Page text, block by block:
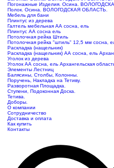
Погонажные Изделия. Осина.
Полок. Осина. ВОЛОГОДСКАЯ ОБЛАСТЬ.
Мебель для бани
Плинтус из дерева
Галтель мебельная АА сосна, ель
Плинтус АА сосна ель
Потолочная рейка Штиль
Потолочная рейка "штиль" 12,5 мм сосна,
Раскладка (нащельник)
Раскладка (нащельник) АА сосна, ель
Уголок из дерева
Уголок АА сосна, ель Архангельская
Элементы Лестниц
Балясины, Столбы, Колонны.
Поручень, Накладка на Тетиву.
Разворотная Площадка.
Ступени, Подоконная Доска.
Тетива.
Доборы.
О компании
Сотрудничество
Доставка и оплата
Как купить
Контакты